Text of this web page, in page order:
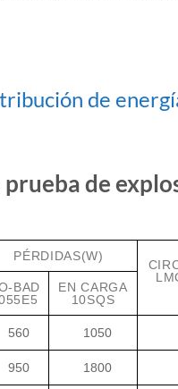
de
de
PÉRDIDAS(W)
BAD
EN CARGA
10SQS
560 1050
950 1800